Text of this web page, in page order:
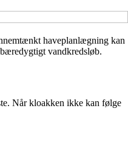
haveplanlægning kan
vandkredsløb.
Når kloakken ikke kan følge